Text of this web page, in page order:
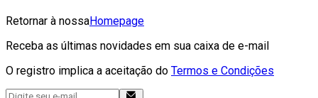
Retornar à nossaHomepage
Receba as últimas novidades em sua caixa de e-mail
O registro implica a aceitação do Termos e Condições